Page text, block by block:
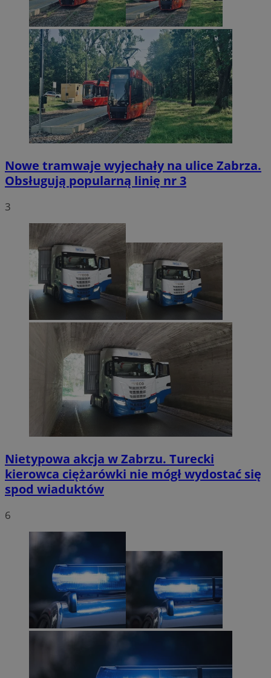
Nowe tramwaje wyjechały na ulice Zabrza.
Obsługują popularną linię nr 3
3
Nietypowa akcja w Zabrzu. Turecki
kierowca ciężarówki nie mógł wydostać się
spod wiaduktów
6